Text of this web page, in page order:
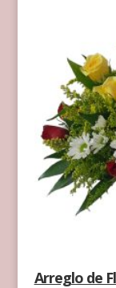
Arreglo de